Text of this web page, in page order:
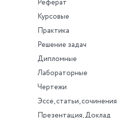
Реферат
Курсовые
Практика
Решение задач
Дипломные
Лабораторные
Чертежи
Эссе, статьи, сочинения
Презентация, Доклад